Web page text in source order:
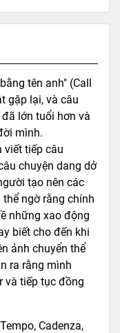
tên anh" (Call
gặp lại, và câu
lớn tuổi hơn và
mình.
viết tiếp câu
chuyện dang dở
tạo nên các
ngờ rằng chính
những xao động
biết cho đến khi
ảnh chuyển thể
ra rằng mình
và tiếp tục đồng
Cadenza,